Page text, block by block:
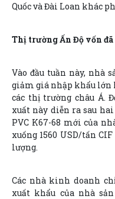
Quốc và Đài Loan khác
Thị trường Ấn Độ vốn
Vào đầu tuần này, nhà
giảm giá nhập khẩu lớn
các thị trường châu Á.
xuất này diễn ra sau
PVC K67-68 mới của
xuống 1560 USD/tấn
lượng.
Các nhà kinh doanh
xuất khẩu của nhà